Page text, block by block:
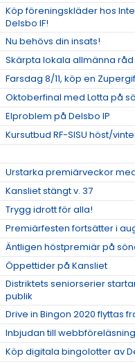
Köp föreningskläder hos
Delsbo IF!
Nu behövs din insats!
Skärpta lokala allmänna
Farsdag 8/11, köp en
Oktoberfinal med Lotta på
Elproblem på Delsbo IP
Kursutbud RF-SISU höst/
Urstarka premiärveckor
Kansliet stängt v. 37
Trygg idrott för alla!
Premiärfesten fortsätter i
Äntligen höstpremiär på
Öppettider på Kansliet
Distriktets seniorserier
publik
Drive in Bingon 2020 flyttas
Inbjudan till webbföreläsning
Köp digitala bingolotter av